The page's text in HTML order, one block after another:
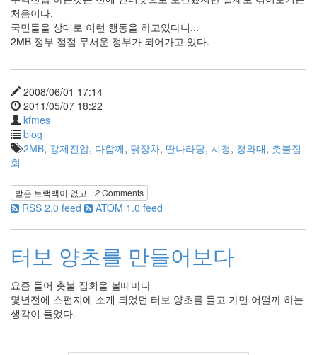
처음이다.
국민들을 상대로 이런 행동을 하고있다니...
2MB 정부 점점 무서운 정부가 되어가고 있다.
2008/06/01 17:14
2011/05/07 18:22
kfmes
blog
2MB, 강제진압, 다함께, 닭장차, 딴나라당, 시청, 청와대, 촛불집
회
받은 트랙백이 없고 2Comments
RSS 2.0 feed ATOM 1.0 feed
터보 양초를 만들어보다
요즘 들어 촛불 집회을 볼때마다
몇년전에 스펀지에 소개 되었던 터보 양초를 들고 가면 어떨까 하는
생각이 들었다.